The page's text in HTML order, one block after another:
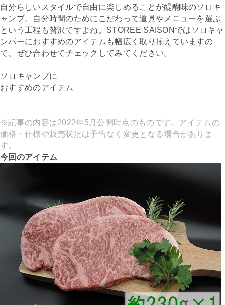
自分らしいスタイルで自由に楽しめることが醍醐味のソロキ
ャンプ。自分時間のためにこだわって道具やメニューを選ぶ
という工程も贅沢ですよね。STOREE SAISONではソロキャ
ンパーにおすすめのアイテムも幅広く取り揃えていますの
で、ぜひ合わせてチェックしてみてください。
ソロキャンプに
おすすめのアイテム
※記事の内容は2022年5月公開時点のものです。アイテムの
価格・仕様や販売状況は予告なく変更となる場合がありま
す。
今回のアイテム